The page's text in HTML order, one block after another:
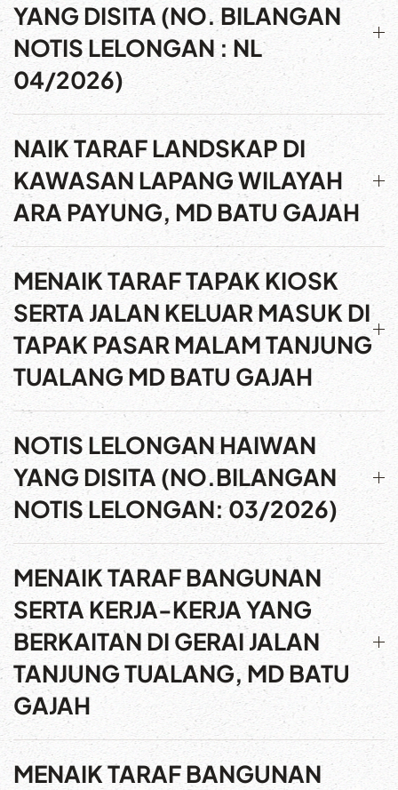
YANG DISITA (NO. BILANGAN
NOTIS LELONGAN : NL
04/2026)
NAIK TARAF LANDSKAP DI
KAWASAN LAPANG WILAYAH
ARA PAYUNG, MD BATU GAJAH
MENAIK TARAF TAPAK KIOSK
SERTA JALAN KELUAR MASUK DI
TAPAK PASAR MALAM TANJUNG
TUALANG MD BATU GAJAH
NOTIS LELONGAN HAIWAN
YANG DISITA (NO.BILANGAN
NOTIS LELONGAN: 03/2026)
MENAIK TARAF BANGUNAN
SERTA KERJA-KERJA YANG
BERKAITAN DI GERAI JALAN
TANJUNG TUALANG, MD BATU
GAJAH
MENAIK TARAF BANGUNAN